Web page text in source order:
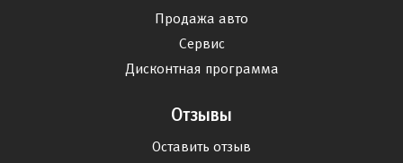
Продажа авто
Сервис
Дисконтная программа
Отзывы
Оставить отзыв